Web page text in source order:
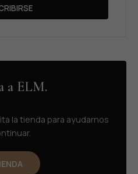
a ELM.
la tienda para ayudarnos